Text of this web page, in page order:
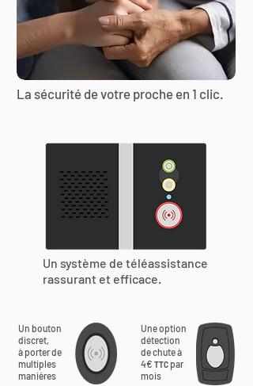
La sécurité de votre proche en 1 clic.
Un système de téléassistance
rassurant et efficace.
Un bouton
discret,
à porter de
multiples
manières
Une option
détection
de chute à
4€ TTC par
mois